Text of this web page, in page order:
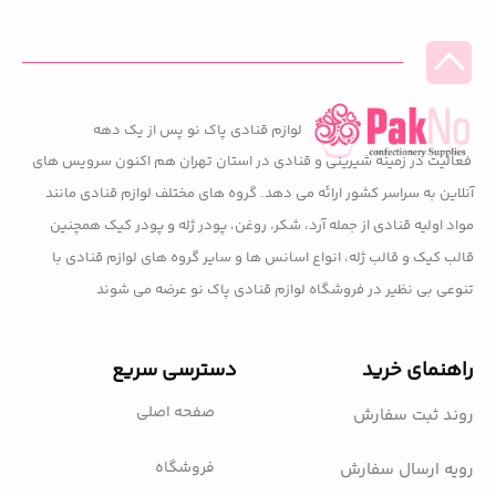
لوازم قنادی پاک نو پس از یک دهه
فعالیت در زمینه شیرینی و قنادی در استان تهران هم اکنون سرویس های
آنلاین به سراسر کشور ارائه می دهد. گروه های مختلف لوازم قنادی مانند
مواد اولیه قنادی از جمله آرد، شکر، روغن، پودر ژله و پودر کیک همچنین
قالب کیک و قالب ژله، انواع اسانس ها و سایر گروه های لوازم قنادی با
تنوعی بی نظیر در فروشگاه لوازم قنادی پاک نو عرضه می شوند
راهنمای خرید
روند ثبت سفارش
رویه ارسال سفارش
دسترسی سریع
صفحه اصلی
فروشگاه